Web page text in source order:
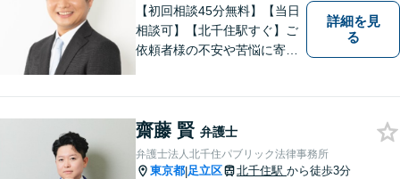
【初回相談45分無料】【当日
相談可】【北千住駅すぐ】ご
依頼者様の不安や苦悩に寄り
題解決後の人生も見据えてサ
ポートします。
詳細を見
る
齋藤 賢 弁護士
弁護士法人北千住パブリック法律事務所
東京都|足立区 北千住駅 から徒歩3分